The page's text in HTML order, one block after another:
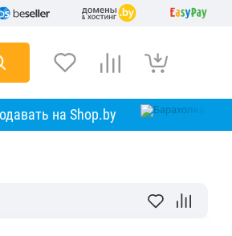
на Shop.by